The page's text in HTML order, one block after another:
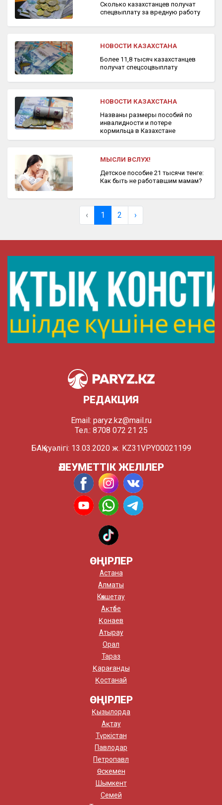
Сколько казахстанцев получат
спецвыплату за вредную работу
НОВОСТИ КАЗАХСТАНА
Более 11,8 тысяч казахстанцев
получат спецсоцвыплату
НОВОСТИ КАЗАХСТАНА
Названы размеры пособий по
инвалидности и потере
кормильца в Казахстане
МЫСЛИ ВСЛУХ!
Детское пособие 21 тысячи тенге:
Как быть не работавшим мамам?
‹ 1 2 ›
РЕДАКЦИЯ
Email: paryz.kz@mail.ru
Тел.: 8708 072 21 25
БАҚ куәлігі: 13.03.2020 ж. KZ31VPY00021199
ӘЛЕУМЕТТІК ЖЕЛІЛЕР
ӨҢІРЛЕР
Астана
Алматы
Көкшетау
Ақтөбе
Қонаев
Атырау
Орал
Тараз
Қарағанды
Қостанай
ӨҢІРЛЕР
Қызылорда
Ақтау
Түркістан
Павлодар
Петропавл
Өскемен
Шымкент
Семей